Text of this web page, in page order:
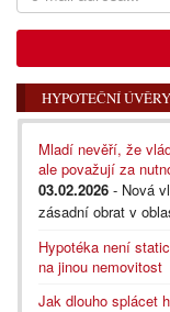
HYPOTEČNÍ ÚVĚRY
Mladí nevěří, že
ale považují za
03.02.2026 - Nová
zásadní obrat v
Hypotéka není
na jinou nemovitost
Jak dlouho splácet